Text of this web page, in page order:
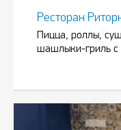
Ресторан
Пицца, роллы,
шашлыки-гриль с